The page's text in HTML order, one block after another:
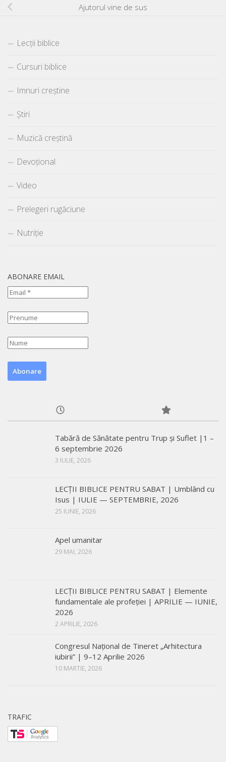
Ajutorul vine de sus
Lecții biblice
Cursuri biblice
Imnuri creștine
Știri
Muzică creștină
Devoțional
Video
Prelegeri rugăciune
Nutriție
ABONARE EMAIL
Tabără de Sănătate pentru Trup și Suflet |1 –
6 septembrie 2026
3 IULIE, 2026
LECŢII BIBLICE PENTRU SABAT | Umblând cu
Isus | IULIE — SEPTEMBRIE, 2026
25 IUNIE, 2026
Apel umanitar
29 MAI, 2026
LECŢII BIBLICE PENTRU SABAT | Elemente
fundamentale ale profeției | APRILIE — IUNIE,
2026
2 APRILIE, 2026
Congresul Național de Tineret „Arhitectura
iubirii” | 9–12 Aprilie 2026
10 MARTIE, 2026
TRAFIC